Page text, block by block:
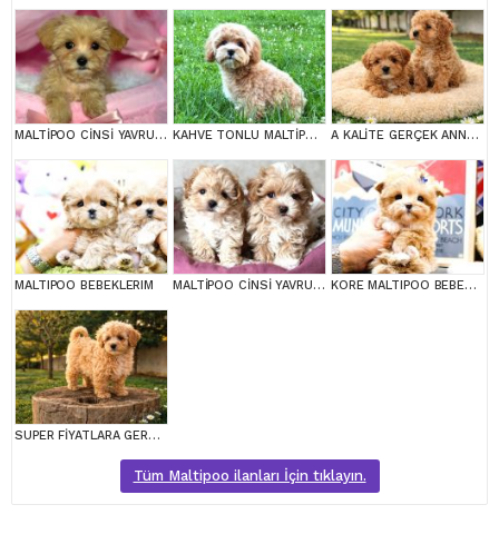
MALTİPOO CİNSİ YAVRULAR EV ÜRETİMİ KAHVE TONLU MALTİPOO CİNSİ YAVRULAR A KALİTE GERÇEK ANNE BABA MALTİPOO YAVRULAR
MALTIPOO BEBEKLERIM MALTİPOO CİNSİ YAVRULAR EV ÜRETİMİ KORE MALTIPOO BEBEKLERIM
SUPER FİYATLARA GERÇEK MALTİPOO YAVRULAR
Tüm Maltipoo ilanları İçin tıklayın.